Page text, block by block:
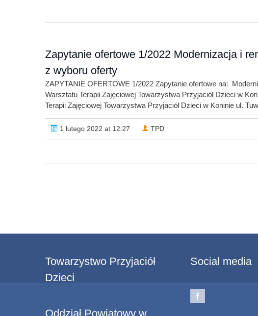
Zapytanie ofertowe 1/2022 Modernizacja i
z wyboru oferty
ZAPYTANIE OFERTOWE 1/2022 Zapytanie ofertowe na:
Warsztatu Terapii Zajęciowej Towarzystwa Przyjaciół Dzieci w
Terapii Zajęciowej Towarzystwa Przyjaciół Dzieci w Koninie ul.
1 lutego 2022 at 12:27 TPD
Towarzystwo Przyjaciół
Dzieci
Oddział Powiatowy w
Social media